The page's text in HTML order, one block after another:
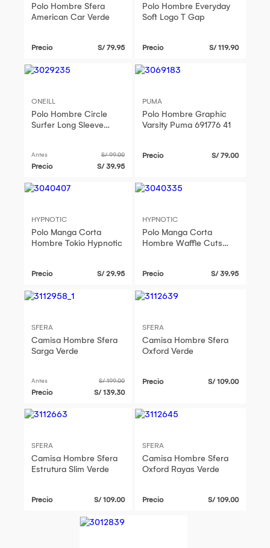
Polo Hombre Sfera
American Car Verde
Precio S/ 79.95
Polo Hombre Everyday
Soft Logo T Gap
Precio S/ 119.90
ONEILL
Polo Hombre Circle
Surfer Long Sleeve
Antes S/ 99.00
Precio S/ 39.95
PUMA
Polo Hombre Graphic
Varsity Puma 691776 41
Precio S/ 79.00
HYPNOTIC
Polo Manga Corta
Hombre Tokio Hypnotic
Precio S/ 29.95
HYPNOTIC
Polo Manga Corta
Hombre Waffle Cuts
Precio S/ 39.95
SFERA
Camisa Hombre Sfera
Sarga Verde
Antes S/ 199.00
Precio S/ 139.30
SFERA
Camisa Hombre Sfera
Oxford Verde
Precio S/ 109.00
SFERA
Camisa Hombre Sfera
Estrutura Slim Verde
Precio S/ 109.00
SFERA
Camisa Hombre Sfera
Oxford Rayas Verde
Precio S/ 109.00